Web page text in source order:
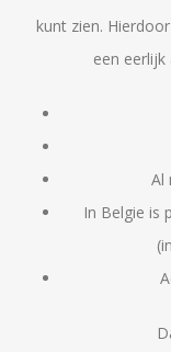
kunt zien.
een eerlijk
Al
In Belgie is